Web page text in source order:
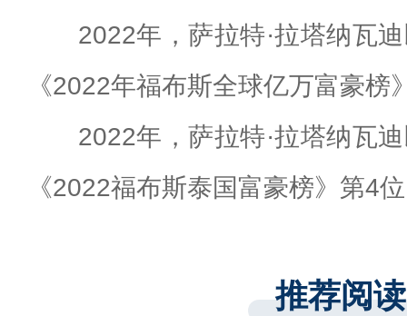
2022年，萨拉特·拉塔纳瓦
《2022年福布斯全球亿万富豪榜
2022年，萨拉特·拉塔纳瓦
《2022福布斯泰国富豪榜》第4
推荐阅读